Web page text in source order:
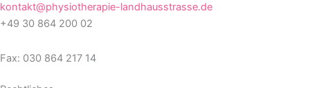
kontakt@physiotherapie-landhausstrasse.de
+49 30 864 200 02
Fax: 030 864 217 14